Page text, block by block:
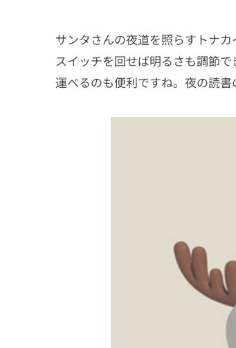
サンタさんの夜道を照らすトナ
スイッチを回せば明るさも調節
運べるのも便利ですね。夜の読書